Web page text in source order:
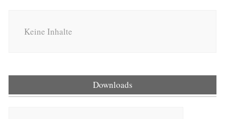
Keine Inhalte
Downloads